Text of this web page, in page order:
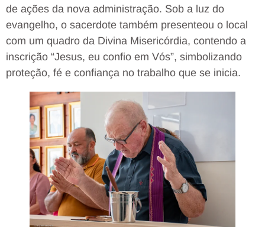
de ações da nova administração. Sob a luz do
evangelho, o sacerdote também presenteou o local
com um quadro da Divina Misericórdia, contendo a
inscrição “Jesus, eu confio em Vós”, simbolizando
proteção, fé e confiança no trabalho que se inicia.